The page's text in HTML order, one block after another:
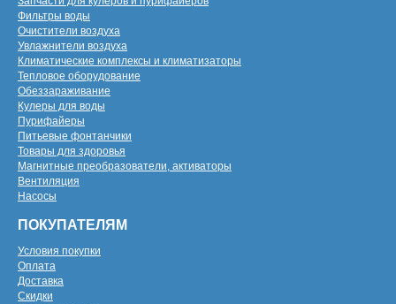
Фильтры воды
Очистители воздуха
Увлажнители воздуха
Климатические комплексы и климатизаторы
Тепловое оборудование
Обеззараживание
Кулеры для воды
Пурифайеры
Питьевые фонтанчики
Товары для здоровья
Магнитные преобразователи, активаторы
Вентиляция
Насосы
ПОКУПАТЕЛЯМ
Условия покупки
Оплата
Доставка
Скидки